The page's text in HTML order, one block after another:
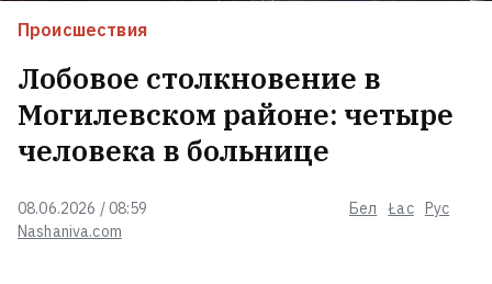
Происшествия
Nashaniva.com
08.06.2026 / 08:59 Бел Łac Рус
Лобовое столкновение в
Могилевском районе: четыре
человека в больнице
России не подходит вариант
замораживания конфликта в
Украине
Подмосковье, Крым, Нижнекамск
и Ростовская область